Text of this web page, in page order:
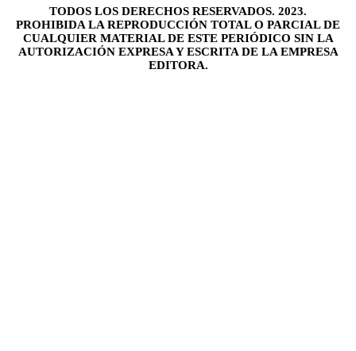
TODOS LOS DERECHOS RESERVADOS. 2023.
PROHIBIDA LA REPRODUCCIÓN TOTAL O PARCIAL DE
CUALQUIER MATERIAL DE ESTE PERIÓDICO SIN LA
AUTORIZACIÓN EXPRESA Y ESCRITA DE LA EMPRESA
EDITORA.